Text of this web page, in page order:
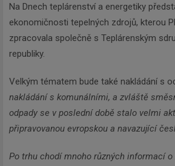
Na Dnech teplárenství a energetiky
ekonomičnosti tepelných zdrojů, kterou
zpracovala společně s Teplárenským
republiky.
Velkým tématem bude také nakládání s
nakládání s komunálními, a zvláště
odpady se v poslední době stalo velmi
připravovanou evropskou a navazující
Po trhu chodí mnoho různých informací o